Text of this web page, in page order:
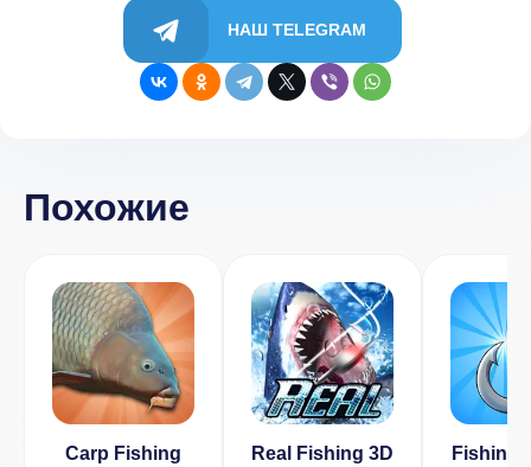
НАШ TELEGRAM
Похожие
Carp Fishing
Real Fishing 3D
Fishing